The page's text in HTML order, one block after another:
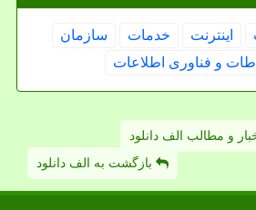
اینترنت خدمات
سازمان
و فناوری اطلاعات
و مطالب الف دانلود
بازگشت به الف دانلود